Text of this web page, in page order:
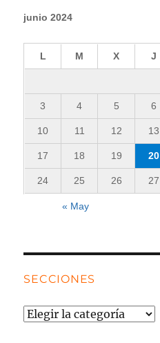
junio 2024
L M X J
3 4 5 6
10 11 12 13
17 18 19 20
24 25 26 27
« May
SECCIONES
Secciones